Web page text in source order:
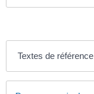
Textes de référence